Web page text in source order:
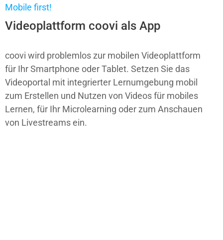
Mobile first!
Videoplattform coovi als App
coovi wird problemlos zur mobilen Videoplattform
für Ihr Smartphone oder Tablet. Setzen Sie das
Videoportal mit integrierter Lernumgebung mobil
zum Erstellen und Nutzen von Videos für mobiles
Lernen, für Ihr Microlearning oder zum Anschauen
von Livestreams ein.